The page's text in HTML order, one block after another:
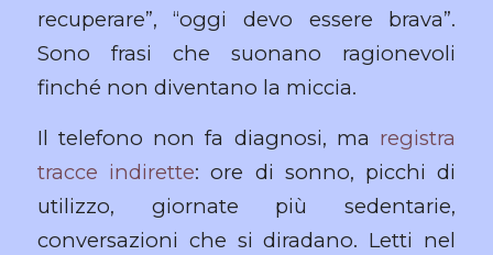
recuperare”, “oggi devo essere brava”.
Sono frasi che suonano ragionevoli
finché non diventano la miccia.
Il telefono non fa diagnosi, ma registra
tracce indirette: ore di sonno, picchi di
utilizzo, giornate più sedentarie,
conversazioni che si diradano. Letti nel